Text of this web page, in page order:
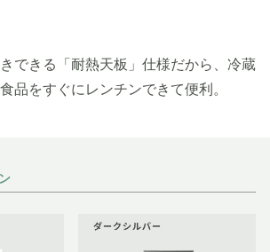
できる「耐熱天板」仕様だから、冷蔵
品をすぐにレンチンできて便利。